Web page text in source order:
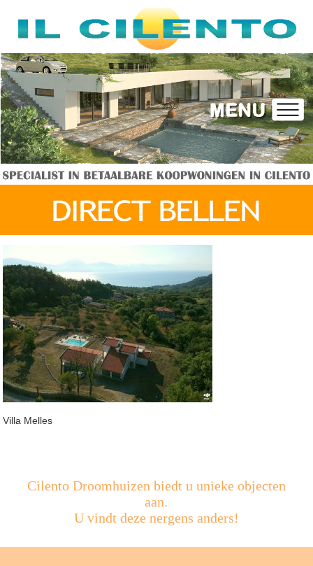
Villa Melles
Cilento Droomhuizen biedt u unieke objecten
aan.
U vindt deze nergens anders!